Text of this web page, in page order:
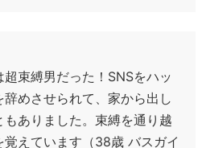
束縛男だった！SNSをハッ
めさせられて、家から出し
ありました。束縛を通り越
覚えています（38歳 バスガイ